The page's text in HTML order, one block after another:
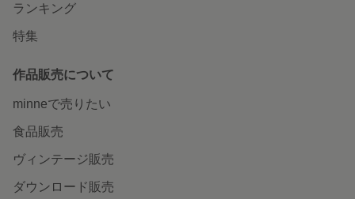
ランキング
特集
作品販売について
minneで売りたい
食品販売
ヴィンテージ販売
ダウンロード販売